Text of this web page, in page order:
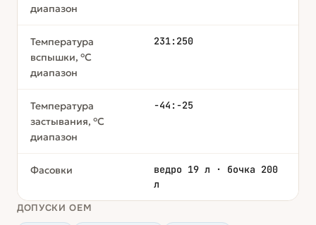
диапазон
Температура
вспышки, °С
диапазон
231:250
Температура
застывания, °С
диапазон
-44:-25
Фасовки
ведро 19 л · бочка 200
л
ДОПУСКИ OEM